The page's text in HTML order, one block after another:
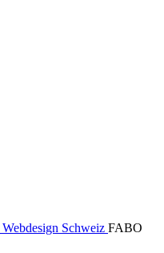
Webdesign Schweiz FABO